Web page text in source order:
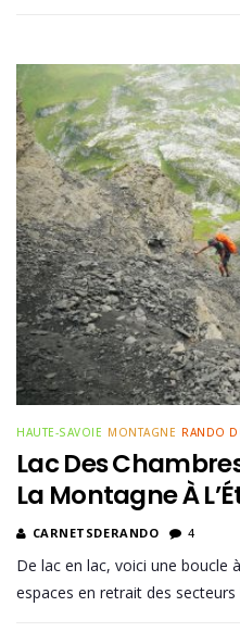
HAUTE-SAVOIE MONTAGNE RANDO
Lac Des Chambres
La Montagne À
CARNETSDERANDO 4
De lac en lac, voici une boucle
espaces en retrait des